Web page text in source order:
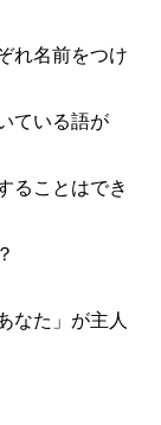
れ名前をつけ
ている語が
ることはでき
なた」が主人